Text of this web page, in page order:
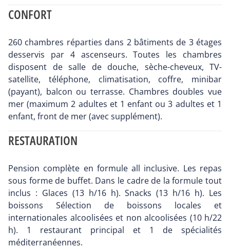
CONFORT
260 chambres réparties dans 2 bâtiments de 3 étages
desservis par 4 ascenseurs. Toutes les chambres
disposent de salle de douche, sèche-cheveux, TV-
satellite, téléphone, climatisation, coffre, minibar
(payant), balcon ou terrasse. Chambres doubles vue
mer (maximum 2 adultes et 1 enfant ou 3 adultes et 1
enfant, front de mer (avec supplément).
RESTAURATION
Pension complète en formule all inclusive. Les repas
sous forme de buffet. Dans le cadre de la formule tout
inclus : Glaces (13 h/16 h). Snacks (13 h/16 h). Les
boissons Sélection de boissons locales et
internationales alcoolisées et non alcoolisées (10 h/22
h). 1 restaurant principal et 1 de spécialités
méditerranéennes.